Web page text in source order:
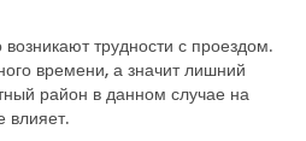
трудности с проездом.
времени, а значит лишний
район в данном случае на
влияет.